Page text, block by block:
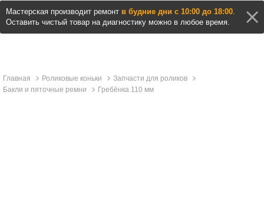
Мастерская производит ремонт в будние дни с 10:00 до 18:00.
Оставить чистый товар на диагностику можно в любое время.
Главная Роликовые коньки
Запчасти для роликов
Бакли и пяточные ремни
Гребёнка 110 мм